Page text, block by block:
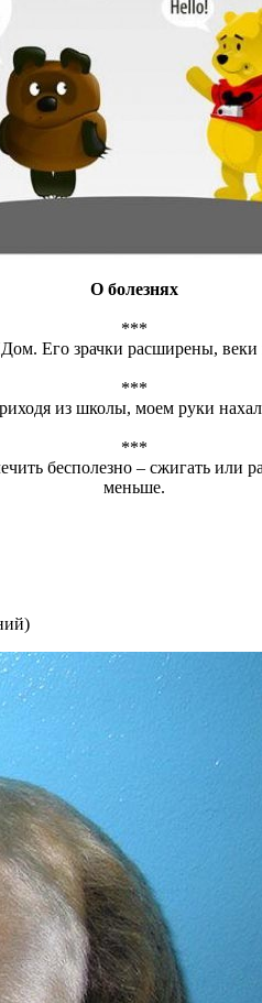
О болезнях
***
Его зрачки расширены, веки
***
из школы, моем руки
***
бесполезно – сжигать или
меньше.
)